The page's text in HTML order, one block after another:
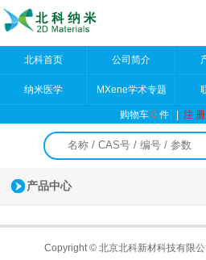
北科首页 公司简介
纳米医学 MXene学术专题
购物车0件 |注 册
产品中心
Copyright © 北京北科新材科技有限公